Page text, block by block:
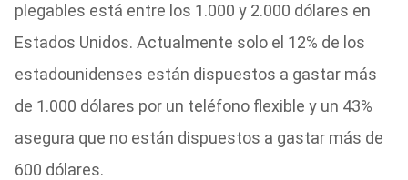
plegables está entre los 1.000 y 2.000 dólares en
Estados Unidos. Actualmente solo el 12% de los
estadounidenses están dispuestos a gastar más
de 1.000 dólares por un teléfono flexible y un 43%
asegura que no están dispuestos a gastar más de
600 dólares.